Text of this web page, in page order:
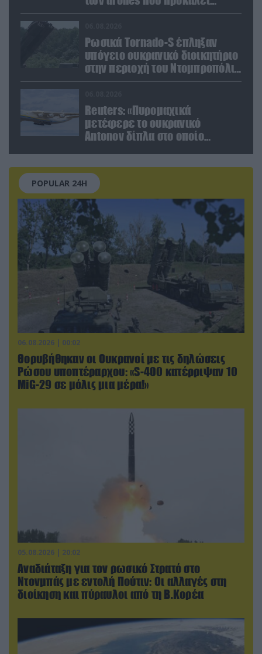
ανησυχία
Ρωσικά Tornado-S έπληξαν
υπόγειο ουκρανικό διοικητήριο
στην περιοχή του Ντομπροπόλιε
(βίντεο)
Reuters: «Πυρομαχικά
μετέφερε το ουκρανικό
Antonov δίπλα στο οποίο
POPULAR 24H
06.08.2026 | 00:02
Θορυβήθηκαν οι Ουκρανοί με τις δηλώσεις
Ρώσου υποπτέραρχου: «S-400 κατέρριψαν 10
MiG-29 σε μόλις μια μέρα!»
05.08.2026 | 20:02
Αναδιάταξη για τον ρωσικό Στρατό στο
Ντονμπάς με εντολή Πούτιν: Οι αλλαγές στη
διοίκηση και πύραυλοι από τη Β.Κορέα